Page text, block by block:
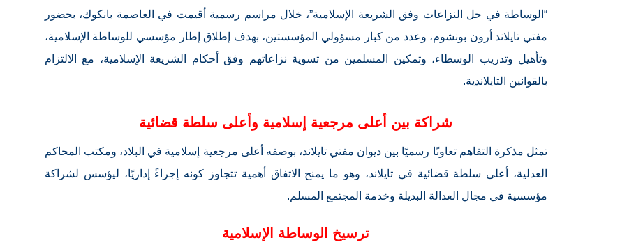
“الوساطة في حل النزاعات وفق الشريعة الإسلامية”، خلال مراسم رسمية أقيمت في العاصمة بانكوك، بحضور
مفتي تايلاند أرون بونشوم، وعدد من كبار مسؤولي المؤسستين، بهدف إطلاق إطار مؤسسي للوساطة الإسلامية،
وتأهيل وتدريب الوسطاء، وتمكين المسلمين من تسوية نزاعاتهم وفق أحكام الشريعة الإسلامية، مع الالتزام
بالقوانين التايلاندية.
شراكة بين أعلى مرجعية إسلامية وأعلى سلطة قضائية
تمثل مذكرة التفاهم تعاونًا رسميًا بين ديوان مفتي تايلاند، بوصفه أعلى مرجعية إسلامية في البلاد، ومكتب المحاكم
العدلية، أعلى سلطة قضائية في تايلاند، وهو ما يمنح الاتفاق أهمية تتجاوز كونه إجراءً إداريًا، ليؤسس لشراكة
مؤسسية في مجال العدالة البديلة وخدمة المجتمع المسلم.
ترسيخ الوساطة الإسلامية